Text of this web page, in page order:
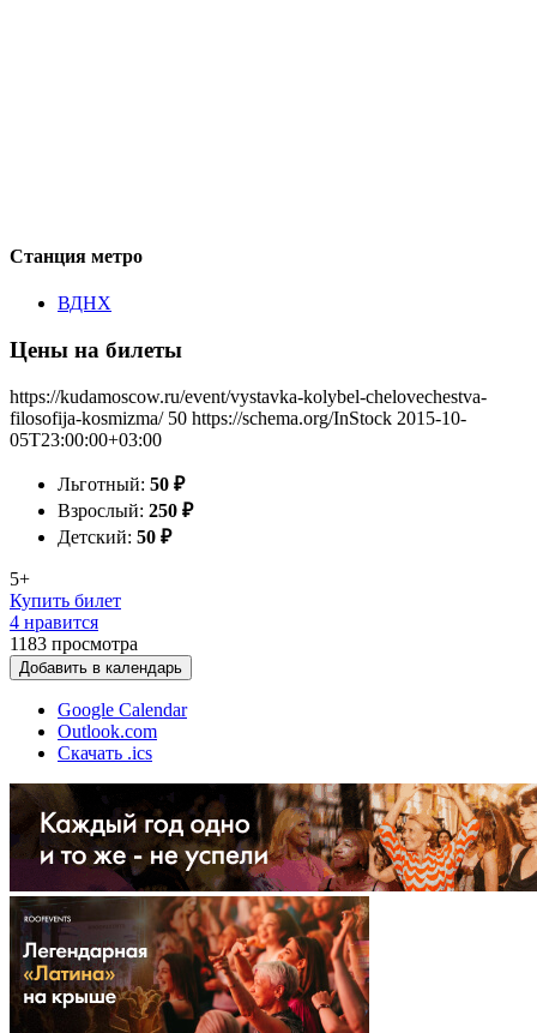
Станция метро
ВДНХ
Цены на билеты
https://kudamoscow.ru/event/vystavka-kolybel-chelovechestva-
filosofija-kosmizma/ 50 https://schema.org/InStock 2015-10-
05T23:00:00+03:00
Льготный: 50 ₽
Взрослый: 250 ₽
Детский: 50 ₽
5+
Купить билет
4 нравится
1183 просмотра
Добавить в календарь
Google Calendar
Outlook.com
Скачать .ics